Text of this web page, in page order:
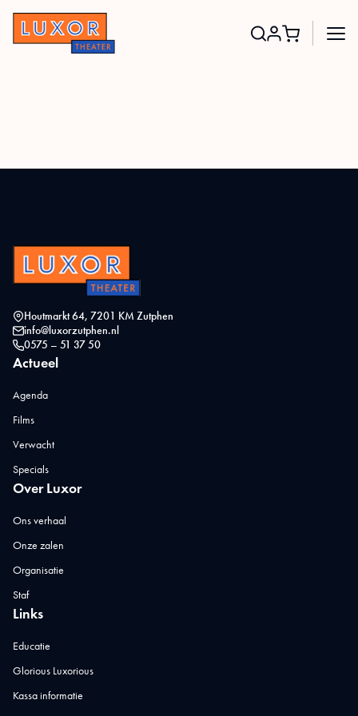
Houtmarkt 64, 7201 KM Zutphen
info@luxorzutphen.nl
0575 – 51 37 50
Actueel
Agenda
Films
Verwacht
Specials
Over Luxor
Ons verhaal
Onze zalen
Organisatie
Staf
Links
Educatie
Glorious Luxorious
Kassa informatie